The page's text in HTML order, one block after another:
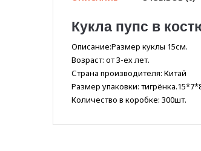
Кукла пупс в
Описание:Размер куклы 15см.
Возраст: от 3-ех лет.
Страна производителя: Китай
Размер упаковки:
Количество в коробке: 300шт.